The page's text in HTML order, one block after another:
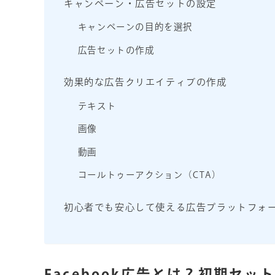
キャンペーン・広告セットの設定
キャンペーンの目的を選択
広告セットの作成
効果的な広告クリエイティブの作成
テキスト
画像
動画
コールトゥーアクション（CTA）
初心者でも安心して使える広告プラットフォ